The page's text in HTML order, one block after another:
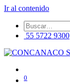
Ir al contenido
55 5722 9300
0